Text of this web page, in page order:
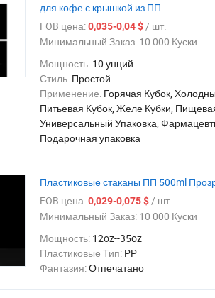
для кофе с крышкой из ПП
FOB цена:0,035-0,04 $/ шт.
Минимальный Заказ: 10 000 Куски
Мощность: 10 унций
Стиль: Простой
Применение: Горячая Кубок,
Питьевая Кубок, Желе Кубки,
Универсальный Упаковка,
Подарочная упаковка
Пластиковые стаканы ПП 500ml
FOB цена:0,029-0,075 $/ шт.
Минимальный Заказ: 10 000 Куски
Мощность: 12oz--35oz
Пластиковые Тип: PP
Фантазия:Отпечатано